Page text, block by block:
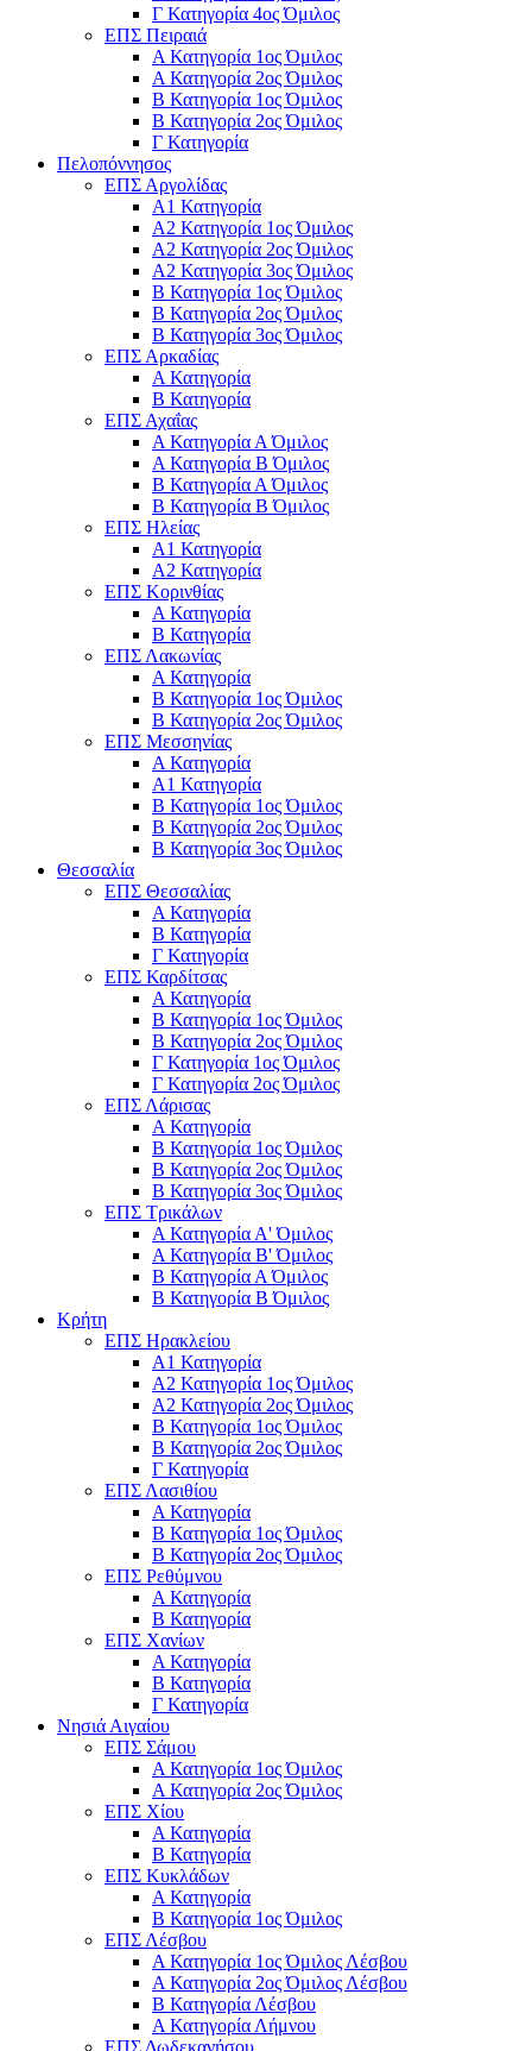
Γ Κατηγορία 4ος Όμιλος
ΕΠΣ Πειραιά
Α Κατηγορία 1ος Όμιλος
Α Κατηγορία 2ος Όμιλος
Β Κατηγορία 1ος Όμιλος
Β Κατηγορία 2ος Όμιλος
Γ Κατηγορία
Πελοπόννησος
ΕΠΣ Αργολίδας
Α1 Κατηγορία
Α2 Κατηγορία 1ος Όμιλος
Α2 Κατηγορία 2ος Όμιλος
Α2 Κατηγορία 3ος Όμιλος
Β Κατηγορία 1ος Όμιλος
Β Κατηγορία 2ος Όμιλος
Β Κατηγορία 3ος Όμιλος
ΕΠΣ Αρκαδίας
Α Κατηγορία
Β Κατηγορία
ΕΠΣ Αχαΐας
Α Κατηγορία Α Όμιλος
Α Κατηγορία Β Όμιλος
Β Κατηγορία Α Όμιλος
Β Κατηγορία Β Όμιλος
ΕΠΣ Ηλείας
Α1 Κατηγορία
Α2 Κατηγορία
ΕΠΣ Κορινθίας
Α Κατηγορία
Β Κατηγορία
ΕΠΣ Λακωνίας
Α Κατηγορία
Β Κατηγορία 1ος Όμιλος
Β Κατηγορία 2ος Όμιλος
ΕΠΣ Μεσσηνίας
Α Κατηγορία
Α1 Κατηγορία
Β Κατηγορία 1ος Όμιλος
Β Κατηγορία 2ος Όμιλος
Β Κατηγορία 3ος Όμιλος
Θεσσαλία
ΕΠΣ Θεσσαλίας
Α Κατηγορία
Β Κατηγορία
Γ Κατηγορία
ΕΠΣ Καρδίτσας
Α Κατηγορία
Β Κατηγορία 1ος Όμιλος
Β Κατηγορία 2ος Όμιλος
Γ Κατηγορία 1ος Όμιλος
Γ Κατηγορία 2ος Όμιλος
ΕΠΣ Λάρισας
Α Κατηγορία
Β Κατηγορία 1ος Όμιλος
Β Κατηγορία 2ος Όμιλος
Β Κατηγορία 3ος Όμιλος
ΕΠΣ Τρικάλων
Α Κατηγορία Α' Όμιλος
Α Κατηγορία Β' Όμιλος
Β Κατηγορία Α Όμιλος
Β Κατηγορία Β Όμιλος
Κρήτη
ΕΠΣ Ηρακλείου
Α1 Κατηγορία
Α2 Κατηγορία 1ος Όμιλος
Α2 Κατηγορία 2ος Όμιλος
Β Κατηγορία 1ος Όμιλος
Β Κατηγορία 2ος Όμιλος
Γ Κατηγορία
ΕΠΣ Λασιθίου
Α Κατηγορία
Β Κατηγορία 1ος Όμιλος
Β Κατηγορία 2ος Όμιλος
ΕΠΣ Ρεθύμνου
Α Κατηγορία
Β Κατηγορία
ΕΠΣ Χανίων
Α Κατηγορία
Β Κατηγορία
Γ Κατηγορία
Νησιά Αιγαίου
ΕΠΣ Σάμου
Α Κατηγορία 1ος Όμιλος
Α Κατηγορία 2ος Όμιλος
ΕΠΣ Χίου
Α Κατηγορία
Β Κατηγορία
ΕΠΣ Κυκλάδων
Α Κατηγορία
Β Κατηγορία 1ος Όμιλος
ΕΠΣ Λέσβου
Α Κατηγορία 1ος Όμιλος Λέσβου
Α Κατηγορία 2ος Όμιλος Λέσβου
B Κατηγορία Λέσβου
Α Κατηγορία Λήμνου
ΕΠΣ Δωδεκανήσου